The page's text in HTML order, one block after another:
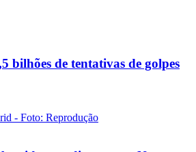
bilhões de tentativas de golpes